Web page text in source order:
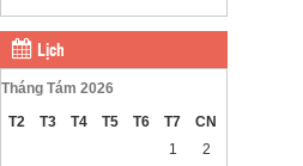
Lịch
Tháng Tám 2026
T2
T3 T4 T5 T6 T7
CN
1
2